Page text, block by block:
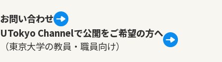
お問い合わせ
UTokyo Channelで公開をご希望の方へ
（東京大学の教員・職員向け）